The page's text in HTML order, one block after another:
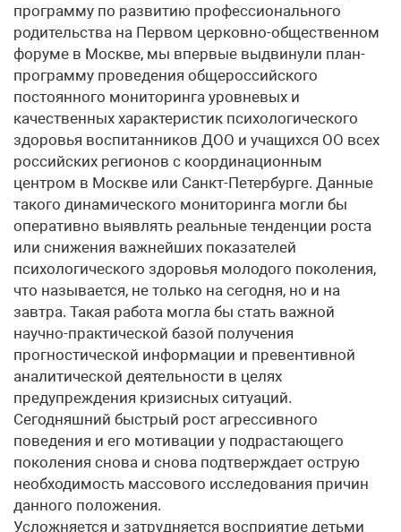
программу по развитию профессионального
родительства на Первом церковно-общественном
форуме в Москве, мы впервые выдвинули план-
программу проведения общероссийского
постоянного мониторинга уровневых и
качественных характеристик психологического
здоровья воспитанников ДОО и учащихся ОО всех
российских регионов с координационным
центром в Москве или Санкт-Петербурге. Данные
такого динамического мониторинга могли бы
оперативно выявлять реальные тенденции роста
или снижения важнейших показателей
психологического здоровья молодого поколения,
что называется, не только на сегодня, но и на
завтра. Такая работа могла бы стать важной
научно-практической базой получения
прогностической информации и превентивной
аналитической деятельности в целях
предупреждения кризисных ситуаций.
Сегодняшний быстрый рост агрессивного
поведения и его мотивации у подрастающего
поколения снова и снова подтверждает острую
необходимость массового исследования причин
данного положения.
Усложняется и затрудняется восприятие детьми